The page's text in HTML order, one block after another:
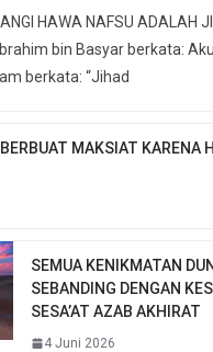
HAWA NAFSU ADALAH
Ibrahim bin Basyar berkata:
berkata: “Jihad
MAKSIAT KARENA
SEMUA KENIKMATAN
SEBANDING DENGAN
SESA’AT AZAB AKHIRAT
4 Juni 2026